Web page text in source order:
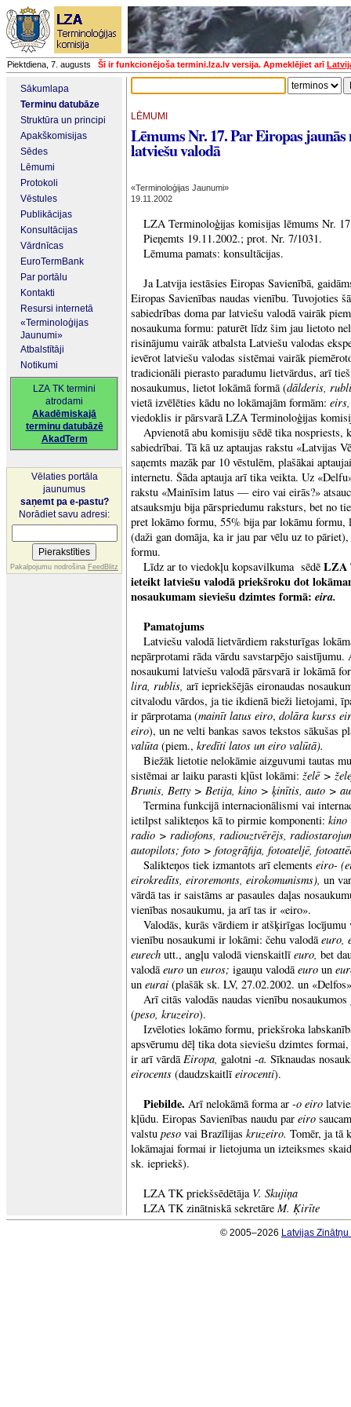
Piektdiena, 7. augusts Šī ir funkcionējoša termini.lza.lv versija. Apmeklējiet arī
Sākumlapa
Terminu datubāze
Struktūra un principi
Apakškomisijas
Sēdes
Lēmumi
Protokoli
Vēstules
Publikācijas
Konsultācijas
Vārdnīcas
EuroTermBank
Par portālu
Kontakti
Resursi internetā
«Terminoloģijas
Jaunumi»
Atbalstītāji
Notikumi
LZA TK termini
atrodami
Akadēmiskajā
terminu datubāzē
AkadTerm
Vēlaties portāla
jaunumus
saņemt pa e-pastu?
Norādiet savu adresi:
Pakalpojumu nodrošina FeedBlitz
LĒMUMI
Lēmums Nr. 17. Par Eiropas
latviešu valodā
«Terminoloģijas Jaunumi»
19.11.2002
LZA Terminoloģijas komisijas lēmums Nr.
Pieņemts 19.11.2002.; prot. Nr. 7/1031.
Lēmuma pamats: konsultācijas.
Ja Latvija iestāsies Eiropas Savienībā,
Eiropas Savienības naudas vienību. Tuvojoties
sabiedrības doma par latviešu valodā vairāk
nosaukuma formu: paturēt līdz šim jau lietoto
risinājumu vairāk atbalsta Latviešu valodas
ievērot latviešu valodas sistēmai vairāk
tradicionāli pierasto paradumu lietvārdus, arī
nosaukumus, lietot lokāmā formā (dālderis,
vietā izvēlēties kādu no lokāmajām formām:
viedoklis ir pārsvarā LZA Terminoloģijas
Apvienotā abu komisiju sēdē tika nospriests,
sabiedrībai. Tā kā uz aptaujas rakstu «Latvijas
saņemts mazāk par 10 vēstulēm, plašākai
internetu. Šāda aptauja arī tika veikta. Uz
rakstu «Mainīsim latus — eiro vai eirās?»
atsauksmju bija pārspriedumu raksturs, bet no
pret lokāmo formu, 55% bija par lokāmu
(daži gan domāja, ka ir jau par vēlu uz to
formu.
Līdz ar to viedokļu kopsavilkuma sēdē LZA
ieteikt latviešu valodā priekšroku dot
nosaukumam sieviešu dzimtes formā: eira.
Pamatojums
Latviešu valodā lietvārdiem raksturīgas
nepārprotami rāda vārdu savstarpējo saistījumu.
nosaukumi latviešu valodā pārsvarā ir lokāmā
lira, rublis, arī iepriekšējās eironaudas
citvalodu vārdos, ja tie ikdienā bieži lietojami,
ir pārprotama (mainīt latus eiro, dolāra kurss
eiro), un ne velti bankas savos tekstos sākušas
valūta (piem., kredīti latos un eiro valūtā).
Biežāk lietotie nelokāmie aizguvumi tautas
sistēmai ar laiku parasti kļūst lokāmi: želē >
Brunis, Betty > Betija, kino > ķinītis, auto >
Termina funkcijā internacionālismi vai
ietilpst salikteņos kā to pirmie komponenti:
radio > radiofons, radiouztvērējs,
autopilots; foto > fotogrāfija, fotoateljē,
Salikteņos tiek izmantots arī elements eiro-
eirokredīts, eiroremonts, eirokomunisms), un
vārdā tas ir saistāms ar pasaules daļas
vienības nosaukumu, ja arī tas ir «eiro».
Valodās, kurās vārdiem ir atšķirīgas
vienību nosaukumi ir lokāmi: čehu valodāeuro,
eurech utt., angļu valodā vienskaitlīeuro, bet
valodāeuro un euros; igauņu valodāeuro un
un eurai (plašāk sk. LV, 27.02.2002. un
Arī citās valodās naudas vienību nosaukumos
(peso, kruzeiro).
Izvēloties lokāmo formu, priekšroka
apsvērumu dēļ tika dota sieviešu dzimtes
ir arī vārdāEiropa, galotni -a. Sīknaudas
eirocents (daudzskaitlīeirocenti).
Piebilde. Arī nelokāmā forma ar -o eiro
kļūdu. Eiropas Savienības naudu par eiro
valstu peso vai Brazīlijas kruzeiro. Tomēr, ja tā
lokāmajai formai ir lietojuma un izteiksmes
sk. iepriekš).
LZA TK priekšsēdētāja V. Skujiņa
LZA TK zinātniskā sekretāre M. Ķirīte
© 2005–2026 Latvijas